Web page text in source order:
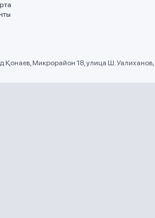
Микрорайон 18, улица Ш. Уалиханов,